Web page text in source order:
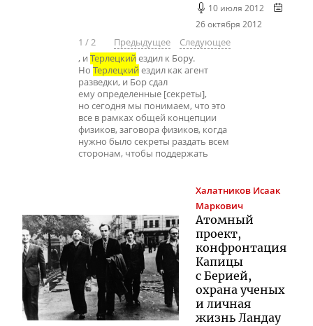
10 июля 2012
26 октября 2012
1 /2 Предыдущее
Следующее
, и Терлецкий ездил к Бору.
Но Терлецкий ездил как агент
разведки, и Бор сдал
ему определенные [секреты],
но сегодня мы понимаем, что это
все в рамках общей концепции
физиков, заговора физиков, когда
нужно было секреты раздать всем
сторонам, чтобы поддержать
Халатников Исаак
Маркович
Атомный
проект,
конфронтация
Капицы
с Берией,
охрана ученых
и личная
жизнь Ландау